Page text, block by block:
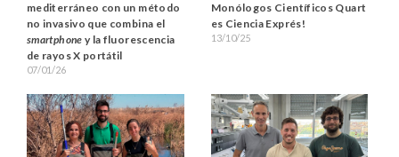
mediterráneo con un método
no invasivo que combina el
smartphone y la fluorescencia
de rayos X portátil
07/01/26
Monólogos Científicos Quart
es Ciencia Exprés!
13/10/25